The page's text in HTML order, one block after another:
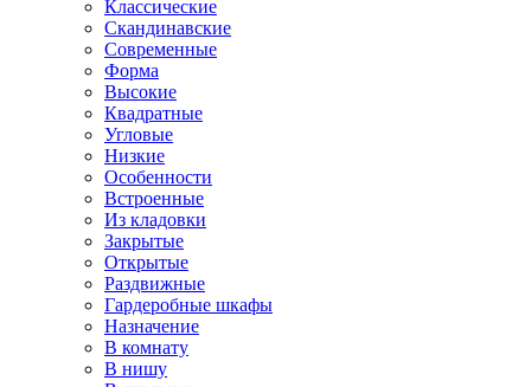
Классические
Скандинавские
Современные
Форма
Высокие
Квадратные
Угловые
Низкие
Особенности
Встроенные
Из кладовки
Закрытые
Открытые
Раздвижные
Гардеробные шкафы
Назначение
В комнату
В нишу